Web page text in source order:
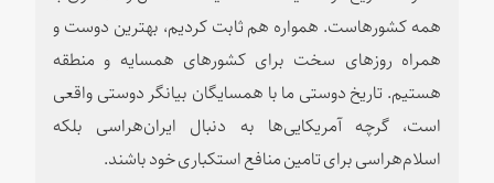
همه کشورهاست. همواره هم ثابت کردیم، بهترین دوست و
همراه روزهای سخت برای کشورهای همسایه و منطقه
هستیم. تاریخ دوستی ما با همسایگان بیانگر دوستی واقعی
است، گرچه آمریکایی‌ها به دنبال ایران‌هراسی بلکه
اسلام‌هراسی برای تامین منافع استکباری خود باشند.